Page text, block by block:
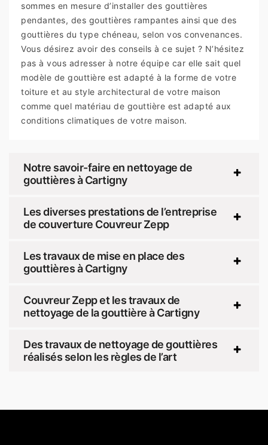
sommes en mesure d’installer des gouttières
pendantes, des gouttières rampantes ainsi que des
gouttières du type chéneau, selon vos convenances.
Vous désirez avoir des conseils à ce sujet ? N’hésitez
pas à vous adresser à notre équipe car elle sait quel
modèle de gouttière est adapté à la forme de votre
toiture et au style architectural de votre maison
comme quel matériau de gouttière est adapté aux
conditions climatiques de votre maison.
Notre savoir-faire en nettoyage de
gouttières à Cartigny
Les diverses prestations de l’entreprise
de couverture Couvreur Zepp
Les travaux de mise en place des
gouttières à Cartigny
Couvreur Zepp et les travaux de
nettoyage de la gouttière à Cartigny
Des travaux de nettoyage de gouttières
réalisés selon les règles de l’art